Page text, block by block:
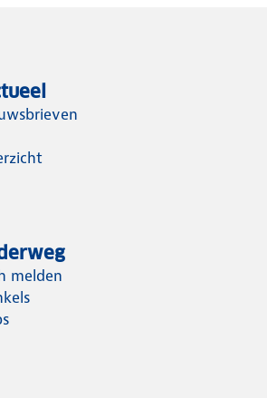
melden